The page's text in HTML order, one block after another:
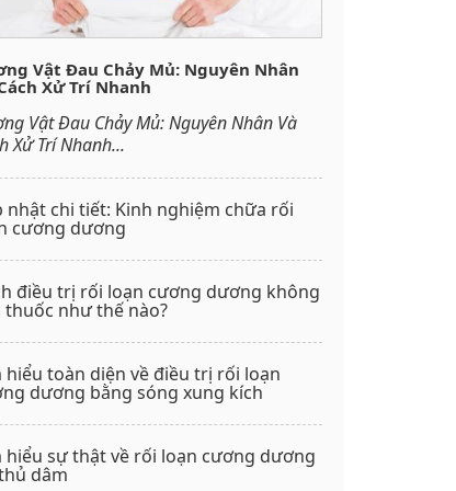
Vật Đau Chảy Mủ: Nguyên Nhân
Xử Trí Nhanh
Vật Đau Chảy Mủ: Nguyên Nhân Và
Xử Trí Nhanh...
nhật chi tiết: Kinh nghiệm chữa rối
cương dương
điều trị rối loạn cương dương không
thuốc như thế nào?
hiểu toàn diện về điều trị rối loạn
dương bằng sóng xung kích
hiểu sự thật về rối loạn cương dương
dâm